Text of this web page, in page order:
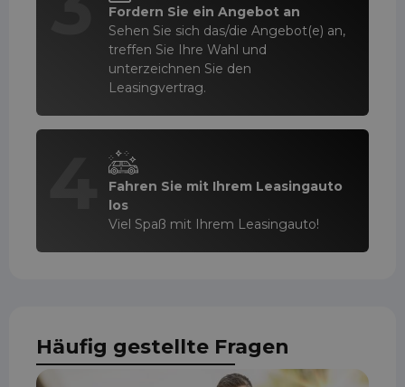
Fordern Sie ein Angebot an
Sehen Sie sich das/die Angebot(e) an,
treffen Sie Ihre Wahl und
unterzeichnen Sie den
Leasingvertrag.
Fahren Sie mit Ihrem Leasingauto
los
Viel Spaß mit Ihrem Leasingauto!
Häufig gestellte Fragen